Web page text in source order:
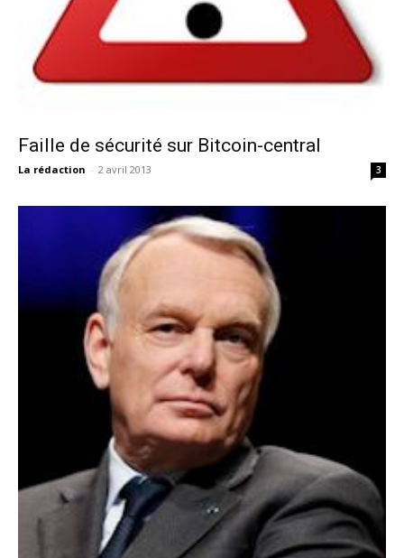
Faille de sécurité sur Bitcoin-central
La rédaction - 2 avril 2013 3